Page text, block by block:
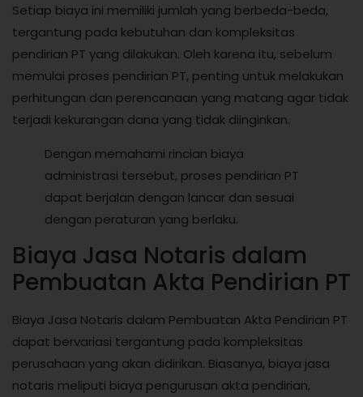
Setiap biaya ini memiliki jumlah yang berbeda-beda,
tergantung pada kebutuhan dan kompleksitas
pendirian PT yang dilakukan. Oleh karena itu, sebelum
memulai proses pendirian PT, penting untuk melakukan
perhitungan dan perencanaan yang matang agar tidak
terjadi kekurangan dana yang tidak diinginkan.
Dengan memahami rincian biaya
administrasi tersebut, proses pendirian PT
dapat berjalan dengan lancar dan sesuai
dengan peraturan yang berlaku.
Biaya Jasa Notaris dalam
Pembuatan Akta Pendirian PT
Biaya Jasa Notaris dalam Pembuatan Akta Pendirian PT
dapat bervariasi tergantung pada kompleksitas
perusahaan yang akan didirikan. Biasanya, biaya jasa
notaris meliputi biaya pengurusan akta pendirian,